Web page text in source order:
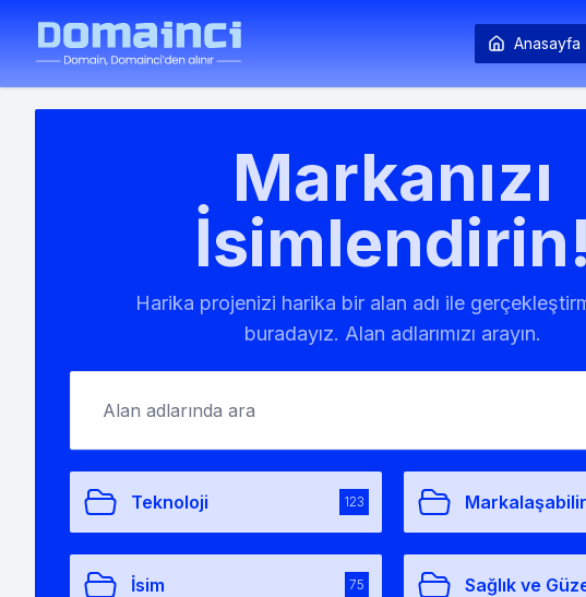
Anasayfa
Markanızı
İsimlendirin!
Harika projenizi harika bir alan adı ile
buradayız. Alan adlarımızı arayın.
Teknoloji 123 Markalaşabilir
İsim 75 Sağlık ve